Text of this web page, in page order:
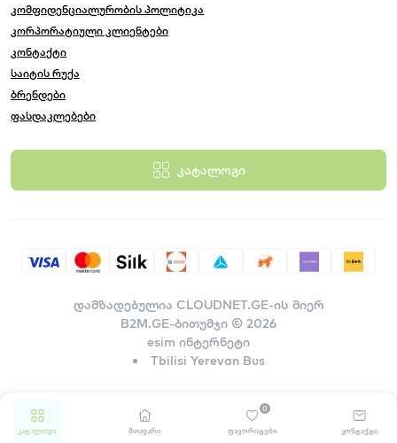
კატალოგი მთავარი ფავორიტები
0
კონტაქტი
კომფიდენციალურობის პოლიტიკა
კორპორატიული კლიენტები
კონტაქტი
საიტის რუქა
ბრენდები
ფასდაკლებები
კატალოგი
დამზადებულია CLOUDNET.GE-ის მიერ
B2M.GE-ბითუმჯი © 2026
esim ინტერნეტი
Tbilisi Yerevan Bus